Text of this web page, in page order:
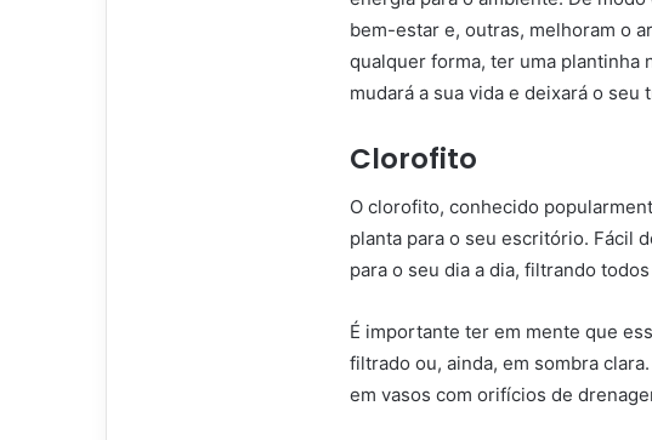
bem-estar e, outras, melhoram o
qualquer forma, ter uma plantinha
mudará a sua vida e deixará o seu
Clorofito
O clorofito, conhecido
planta para o seu escritório. Fácil
para o seu dia a dia, filtrando
É importante ter em mente que
filtrado ou, ainda, em sombra
em vasos com orifícios de